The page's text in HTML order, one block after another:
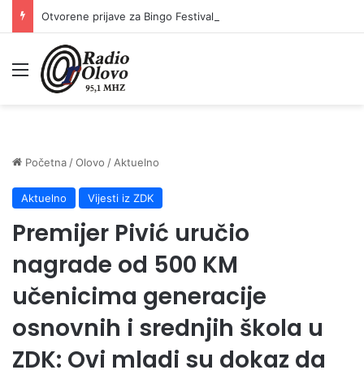
Meni
Početna /Olovo / Aktuelno
Aktuelno Vijesti iz ZDK
Premijer Pivić uručio
nagrade od 500 KM
učenicima generacije
osnovnih i srednjih škola u
ZDK: Ovi mladi su dokaz da